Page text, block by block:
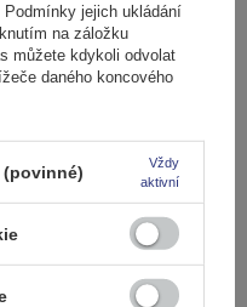
jejich ukládání
na záložku
můžete kdykoli odvolat
daného koncového
Vždy
aktivní